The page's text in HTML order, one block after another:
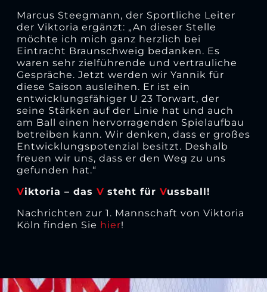
Marcus Steegmann, der Sportliche Leiter
der Viktoria ergänzt: „An dieser Stelle
möchte ich mich ganz herzlich bei
Eintracht Braunschweig bedanken. Es
waren sehr zielführende und vertrauliche
Gespräche. Jetzt werden wir Yannik für
diese Saison ausleihen. Er ist ein
entwicklungsfähiger U 23 Torwart, der
seine Stärken auf der Linie hat und auch
am Ball einen hervorragenden Spielaufbau
betreiben kann. Wir denken, dass er großes
Entwicklungspotenzial besitzt. Deshalb
freuen wir uns, dass er den Weg zu uns
gefunden hat.“
Viktoria – das V steht für Vussball!
Nachrichten zur 1. Mannschaft von Viktoria
Köln finden Sie hier!